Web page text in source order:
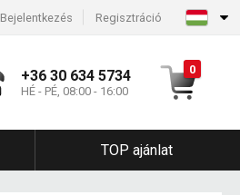
Bejelentkezés Regisztráció
+36 30 634 5734
HÉ - PÉ, 08:00 - 16:00
0
TOP ajánlat